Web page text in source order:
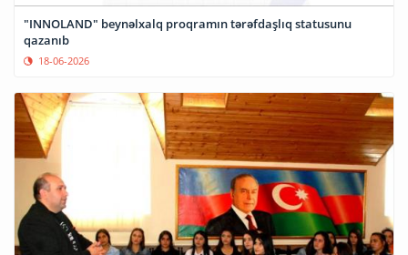
"INNOLAND" beynəlxalq proqramın tərəfdaşlıq statusunu
qazanıb
18-06-2026